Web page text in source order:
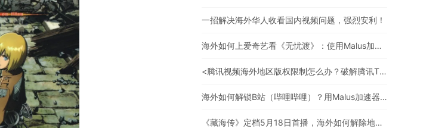
一招解决海外华人收看国内视频问题，强烈安利！
海外如何上爱奇艺看《无忧渡》：使用Malus加速器一键解除地域限制
<腾讯视频海外地区版权限制怎么办？破解腾讯TV地域限制的办法>
海外如何解锁B站（哔哩哔哩）？用Malus加速器解除地域限制，一键流畅追番
《藏海传》定档5月18日首播，海外如何解除地区限制追剧